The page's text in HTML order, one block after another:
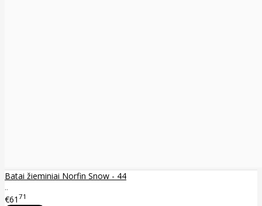
Batai žieminiai Norfin Snow - 44
..
€61 71